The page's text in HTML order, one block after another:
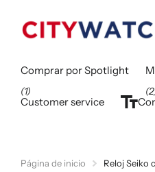
Comprar por Spotlight
(1)
Customer service
Página de inicio Reloj Seiko